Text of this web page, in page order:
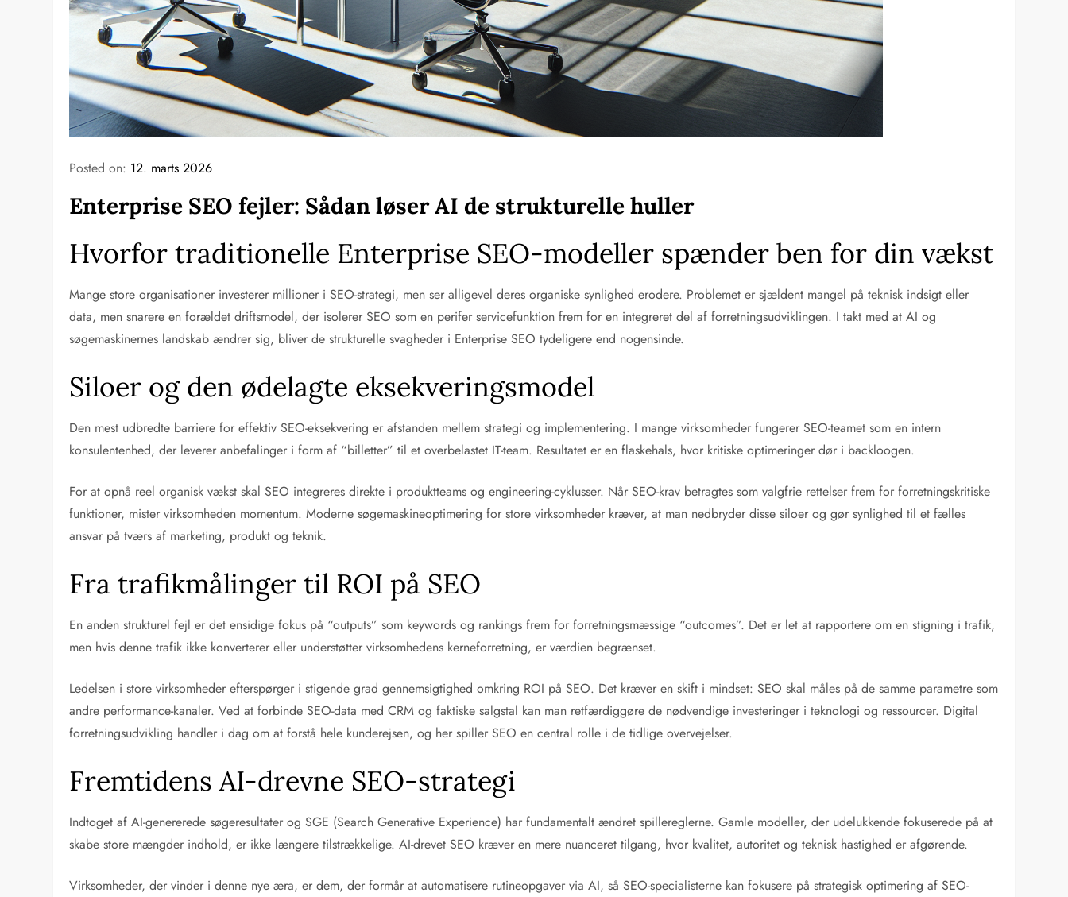
Posted on: 12. marts 2026
Enterprise SEO fejler: Sådan løser AI de strukturelle huller
Hvorfor traditionelle Enterprise SEO-modeller spænder ben for din vækst
Mange store organisationer investerer millioner i SEO-strategi, men ser alligevel deres organiske synlighed erodere. Problemet er sjældent mangel på teknisk indsigt eller
data, men snarere en forældet driftsmodel, der isolerer SEO som en perifer servicefunktion frem for en integreret del af forretningsudviklingen. I takt med at AI og
søgemaskinernes landskab ændrer sig, bliver de strukturelle svagheder i Enterprise SEO tydeligere end nogensinde.
Siloer og den ødelagte eksekveringsmodel
Den mest udbredte barriere for effektiv SEO-eksekvering er afstanden mellem strategi og implementering. I mange virksomheder fungerer SEO-teamet som en intern
konsulentenhed, der leverer anbefalinger i form af “billetter” til et overbelastet IT-team. Resultatet er en flaskehals, hvor kritiske optimeringer dør i backloogen.
For at opnå reel organisk vækst skal SEO integreres direkte i produktteams og engineering-cyklusser. Når SEO-krav betragtes som valgfrie rettelser frem for forretningskritiske
funktioner, mister virksomheden momentum. Moderne søgemaskineoptimering for store virksomheder kræver, at man nedbryder disse siloer og gør synlighed til et fælles
ansvar på tværs af marketing, produkt og teknik.
Fra trafikmålinger til ROI på SEO
En anden strukturel fejl er det ensidige fokus på “outputs” som keywords og rankings frem for forretningsmæssige “outcomes”. Det er let at rapportere om en stigning i trafik,
men hvis denne trafik ikke konverterer eller understøtter virksomhedens kerneforretning, er værdien begrænset.
Ledelsen i store virksomheder efterspørger i stigende grad gennemsigtighed omkring ROI på SEO. Det kræver en skift i mindset: SEO skal måles på de samme parametre som
andre performance-kanaler. Ved at forbinde SEO-data med CRM og faktiske salgstal kan man retfærdiggøre de nødvendige investeringer i teknologi og ressourcer. Digital
forretningsudvikling handler i dag om at forstå hele kunderejsen, og her spiller SEO en central rolle i de tidlige overvejelser.
Fremtidens AI-drevne SEO-strategi
Indtoget af AI-genererede søgeresultater og SGE (Search Generative Experience) har fundamentalt ændret spillereglerne. Gamle modeller, der udelukkende fokuserede på at
skabe store mængder indhold, er ikke længere tilstrækkelige. AI-drevet SEO kræver en mere nuanceret tilgang, hvor kvalitet, autoritet og teknisk hastighed er afgørende.
Virksomheder, der vinder i denne nye æra, er dem, der formår at automatisere rutineopgaver via AI, så SEO-specialisterne kan fokusere på strategisk optimering af SEO-